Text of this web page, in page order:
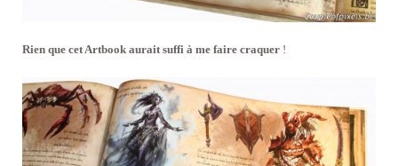
Rien que cet Artbook aurait suffi à me faire craquer !